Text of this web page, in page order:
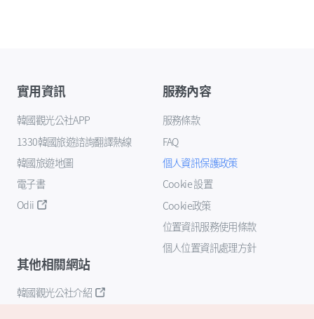
實用資訊
韓國觀光公社APP
1330韓國旅遊諮詢翻譯熱線
韓國旅遊地圖
電子書
Odii
服務內容
服務條款
FAQ
個人資訊保護政策
Cookie 設置
Cookie政策
位置資訊服務使用條款
個人位置資訊處理方針
其他相關網站
韓國觀光公社介紹